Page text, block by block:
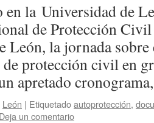
en la Universidad de
de Protección
León, la jornada
protección civil en
apretado
León | Etiquetadoautoprotección,
Deja un comentario